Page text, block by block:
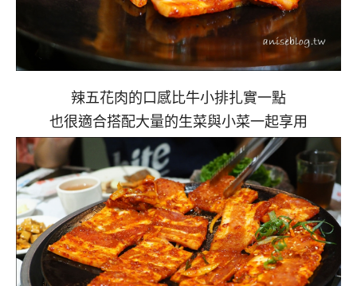
辣五花肉的口感比牛小排扎實一點
也很適合搭配大量的生菜與小菜一起享用